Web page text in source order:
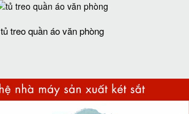
tủ treo quần áo văn phòng